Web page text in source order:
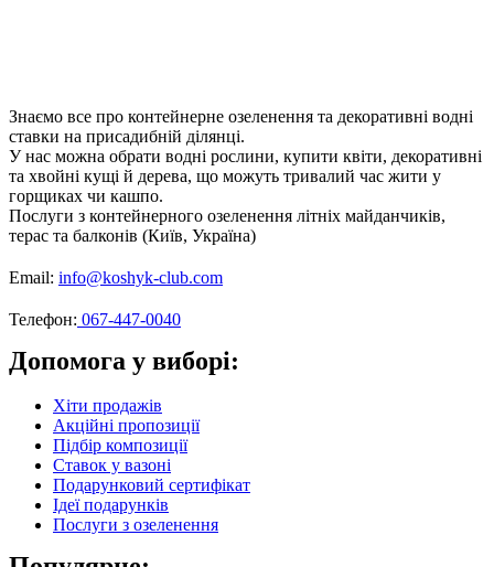
Знаємо все про контейнерне озеленення та декоративні водні
ставки на присадибній ділянці.
У нас можна обрати водні рослини, купити квіти, декоративні
та хвойні кущі й дерева, що можуть тривалий час жити у
горщиках чи кашпо.
Послуги з контейнерного озеленення літніх майданчиків,
терас та балконів (Київ, Україна)
Email: info@koshyk-club.com
Телефон: 067-447-0040
Допомога у виборі:
Хіти продажів
Акційні пропозиції
Підбір композиції
Ставок у вазоні
Подарунковий сертифікат
Ідеї подарунків
Послуги з озеленення